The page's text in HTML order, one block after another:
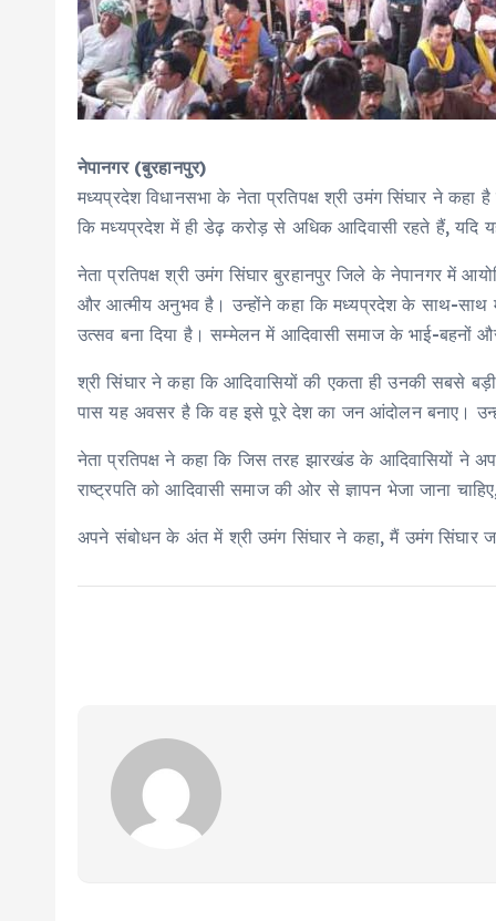
नेपानगर (बुरहानपुर)
मध्यप्रदेश विधानसभा के नेता प्रतिपक्ष श्री उमंग सिंघार ने
कि मध्यप्रदेश में ही डेढ़ करोड़ से अधिक आदिवासी रहते हैं, यदि
नेता प्रतिपक्ष श्री उमंग सिंघार बुरहानपुर जिले के नेपानगर में
और आत्मीय अनुभव है। उन्होंने कहा कि मध्यप्रदेश के साथ-साथ
उत्सव बना दिया है। सम्मेलन में आदिवासी समाज के भाई-बहनों
श्री सिंघार ने कहा कि आदिवासियों की एकता ही उनकी सबसे
पास यह अवसर है कि वह इसे पूरे देश का जन आंदोलन बनाए।
नेता प्रतिपक्ष ने कहा कि जिस तरह झारखंड के आदिवासियों ने
राष्ट्रपति को आदिवासी समाज की ओर से ज्ञापन भेजा जाना
अपने संबोधन के अंत में श्री उमंग सिंघार ने कहा, मैं उमंग सिंघार